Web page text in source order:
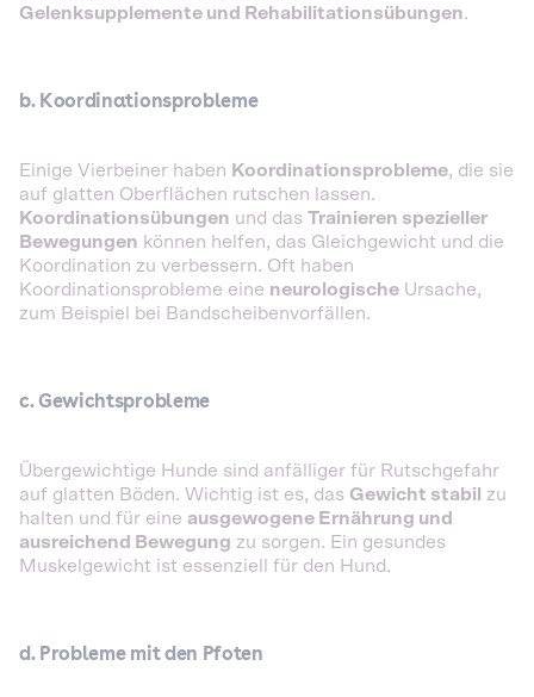
Gelenksupplemente und Rehabilitationsübungen.
b. Koordinationsprobleme
Einige Vierbeiner haben Koordinationsprobleme, die sie
auf glatten Oberflächen rutschen lassen.
Koordinationsübungen und das Trainieren spezieller
Bewegungen können helfen, das Gleichgewicht und die
Koordination zu verbessern. Oft haben
Koordinationsprobleme eine neurologische Ursache,
zum Beispiel bei Bandscheibenvorfällen.
c. Gewichtsprobleme
Übergewichtige Hunde sind anfälliger für Rutschgefahr
auf glatten Böden. Wichtig ist es, das Gewicht stabil zu
halten und für eine ausgewogene Ernährung und
ausreichend Bewegung zu sorgen. Ein gesundes
Muskelgewicht ist essenziell für den Hund.
d. Probleme mit den Pfoten